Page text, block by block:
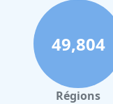
Hôtels avec
Hôtels avec
Hôtels avec
Hôtels avec
49,804
Régions